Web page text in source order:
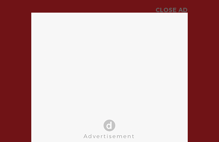
CLOSE AD